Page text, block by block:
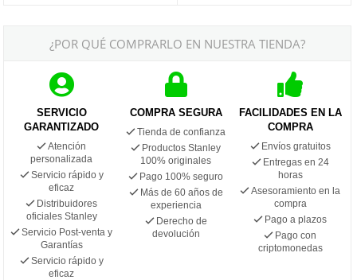
¿POR QUÉ COMPRARLO EN NUESTRA TIENDA?
SERVICIO
GARANTIZADO
Atención
personalizada
Servicio rápido y
eficaz
Distribuidores
oficiales Stanley
Servicio Post-venta y
Garantías
Servicio rápido y
eficaz
COMPRA SEGURA
Tienda de confianza
Productos Stanley
100% originales
Pago 100% seguro
Más de 60 años de
experiencia
Derecho de
devolución
FACILIDADES EN LA
COMPRA
Envíos gratuitos
Entregas en 24
horas
Asesoramiento en la
compra
Pago a plazos
Pago con
criptomonedas